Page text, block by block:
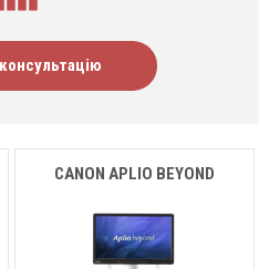
CANON APLIO BEYOND